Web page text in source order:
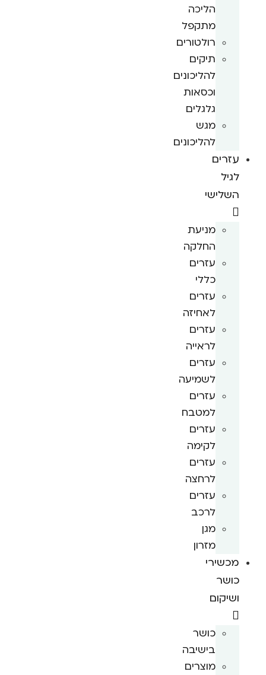
הליכה
מתקפל
רולטורים
תיקים
להליכונים
וכסאות
גלגלים
מגש
להליכונים
עזרים
לגיל
השלישי
מניעת
החלקה
עזרים
כללי
עזרים
לאחיזה
עזרים
לראייה
עזרים
לשמיעה
עזרים
למטבח
עזרים
לקימה
עזרים
לרחצה
עזרים
לרכב
מגן
מזרון
מכשירי
כושר
ושיקום
כושר
בישיבה
מוצרים